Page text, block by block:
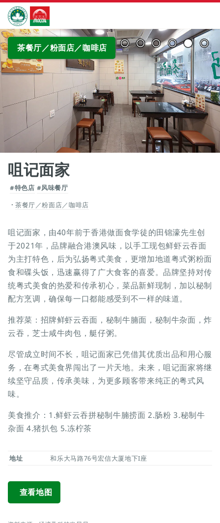
跳至主内容
澳门特别行政区政府旅游局
茶餐厅／粉面店／咖啡店
查看原图
咀记面家
#特色店 #风味餐厅
茶餐厅／粉面店／咖啡店
咀记面家，由40年前于香港做面食学徒的田锦濠先生创
于2021年，品牌融合港澳风味，以手工现包鲜虾云吞面
为主打特色，后为弘扬粤式美食，更增加地道粤式粥粉面
食和碟头饭，迅速赢得了广大食客的喜爱。品牌坚持对传
统粤式美食的热爱和传承初心，菜品新鲜现制，加以秘制
配方烹调，确保每一口都能感受到不一样的味道。
推荐菜：招牌鲜虾云吞面，秘制牛腩面，秘制牛杂面，炸
云吞，芝士咸牛肉包，艇仔粥。
尽管成立时间不长，咀记面家已凭借其优质出品和用心服
务，在粤式美食界闯出了一片天地。未来，咀记面家将继
续坚守品质，传承美味，为更多顾客带来纯正的粤式风
味。
美食推介：1.鲜虾云吞拼秘制牛腩捞面 2.肠粉 3.秘制牛
杂面 4.猪扒包 5.冻柠茶
地址 和乐大马路76号宏信大厦地下I座
查看地图